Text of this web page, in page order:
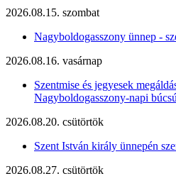
2026.08.15. szombat
Nagyboldogasszony ünnep -
2026.08.16. vasárnap
Szentmise és jegyesek
Nagyboldogasszony-napi
2026.08.20. csütörtök
Szent István király ünnepén
2026.08.27. csütörtök